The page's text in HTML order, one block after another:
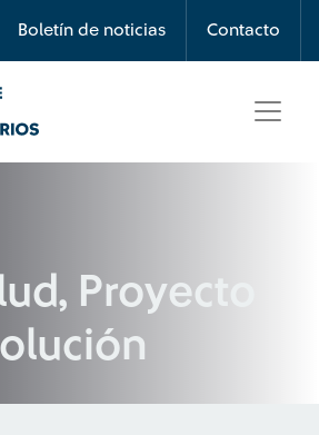
Boletín de noticias Contacto
Proyecto